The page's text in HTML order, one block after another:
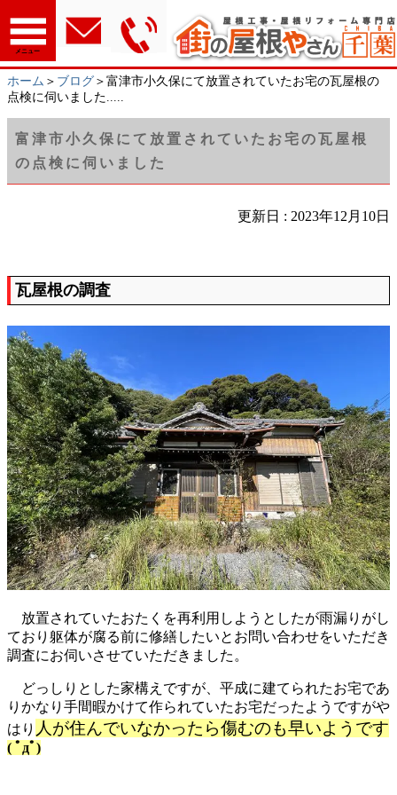
メニュー
ホーム ＞ ブログ ＞富津市小久保にて放置されていたお宅の瓦屋根の
点検に伺いました.....
富津市小久保にて放置されていたお宅の瓦屋根
の点検に伺いました
更新日 : 2023年12月10日
瓦屋根の調査
放置されていたおたくを再利用しようとしたが雨漏りがし
ており躯体が腐る前に修繕したいとお問い合わせをいただき
調査にお伺いさせていただきました。
どっしりとした家構えですが、平成に建てられたお宅であ
りかなり手間暇かけて作られていたお宅だったようですがや
はり 人が住んでいなかったら傷むのも早いようです
( ﾟдﾟ)